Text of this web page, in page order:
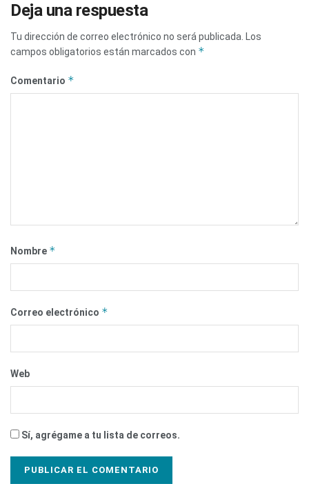
Deja una respuesta
Tu dirección de correo electrónico no será publicada.
Los
campos obligatorios están marcados con *
Comentario *
Nombre *
Correo electrónico *
Web
Sí, agrégame a tu lista de correos.